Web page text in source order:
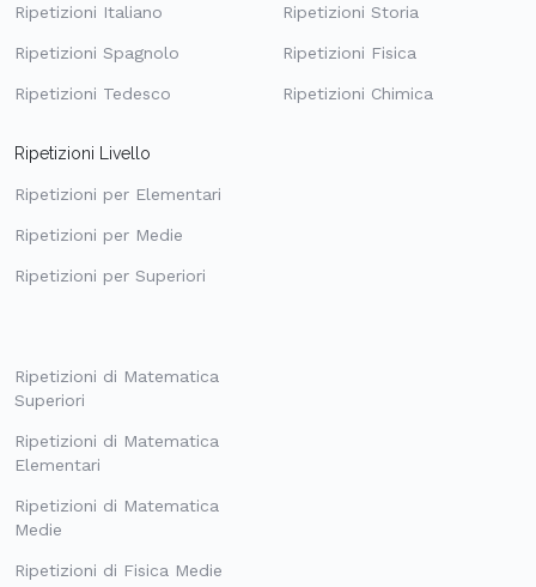
Ripetizioni Italiano
Ripetizioni Spagnolo
Ripetizioni Tedesco
Ripetizioni Storia
Ripetizioni Fisica
Ripetizioni Chimica
Ripetizioni Livello
Ripetizioni per Elementari
Ripetizioni per Medie
Ripetizioni per Superiori
Ripetizioni di Matematica
Superiori
Ripetizioni di Matematica
Elementari
Ripetizioni di Matematica
Medie
Ripetizioni di Fisica Medie